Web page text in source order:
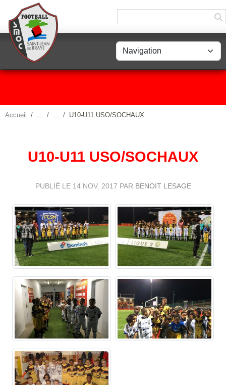
Accueil U10-U11 USO/SOCHAUX
U10-U11 USO/SOCHAUX
PUBLIÉ LE 14 NOV. 2017 PAR BENOIT LESAGE
Panneau de gestion des cookies